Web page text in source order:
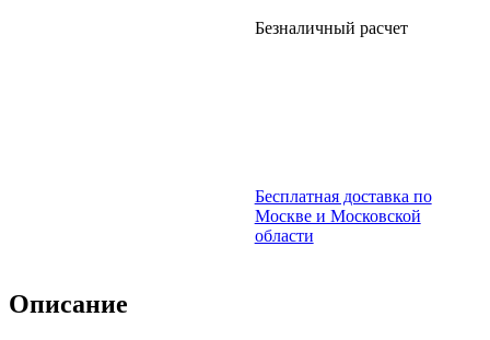
Безналичный расчет
Бесплатная доставка по
Москве и Московской
области
Описание